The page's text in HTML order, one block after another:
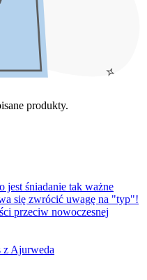
produkty.
jest śniadanie tak ważne
się zwrócić uwagę na "typ"!
przeciw nowoczesnej
z Ajurweda